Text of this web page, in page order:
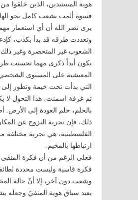
هوية المستبدين، الذين خلقوا من
قسوة ألمت بشعب كامل نحو
يرى نصر الله أن أي استعمار
وتعددت طرقه قد بدأ بكذب،
الشعوب غير المتحضرة وغير
يكون أبداً ذكرى مهما تحسنت
المعيشية على المستوى
التي بدأت تحت خيمة وتطور
ثم غرفة اسمنت، هذا التحول لا
بالحلم، حلم العودة إلى الأرض.
ذلك، فإن تجربة النزوح عن
الفلسطينية، هي تجربة مختلفة
ارتباطها بالمخيم.
فعلى الرغم من أن فكرة المنفى
فكرة قاسية وليست محددة
وشعب دون آخر، إلا أنّ حالة
يعيد سياق هوية المنفيّ وجعله